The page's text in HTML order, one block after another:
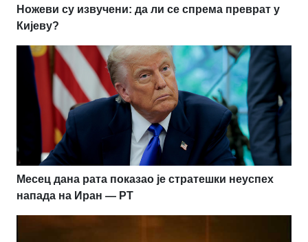
Ножеви су извучени: да ли се спрема преврат у
Кијеву?
Месец дана рата показао је стратешки неуспех
напада на Иран — РТ